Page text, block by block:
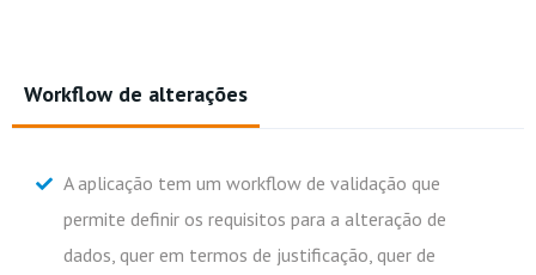
Workflow de alterações
A aplicação tem um workflow de validação que
permite definir os requisitos para a alteração de
dados, quer em termos de justificação, quer de